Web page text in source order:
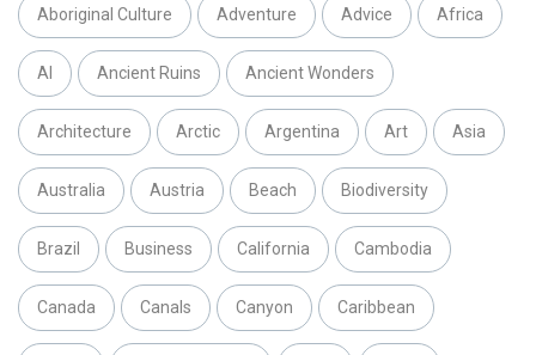
Aboriginal Culture Adventure Advice Africa
AI Ancient Ruins Ancient Wonders
Architecture Arctic Argentina Art Asia
Australia Austria Beach Biodiversity
Brazil Business California Cambodia
Canada Canals Canyon Caribbean